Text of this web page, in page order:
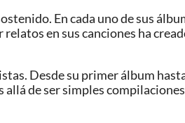
En cada uno de sus
en sus canciones ha
Desde su primer álbum
de ser simples